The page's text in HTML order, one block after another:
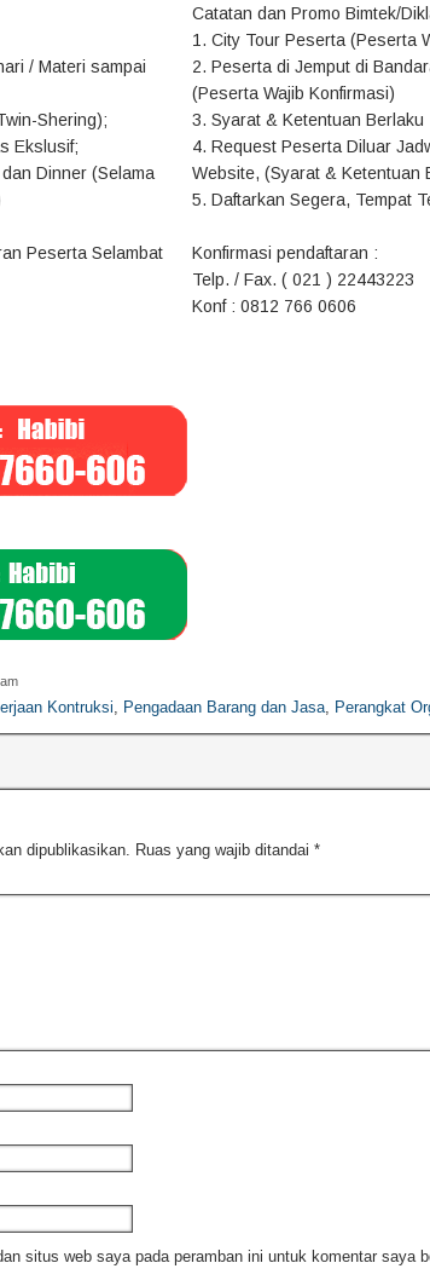
/ Materi sampai
Shering);
Ekslusif;
Dinner (Selama
Peserta Selambat
Catatan dan Promo Bimtek/
1. City Tour Peserta (Peserta
2. Peserta di Jemput di
(Peserta Wajib Konfirmasi)
3. Syarat & Ketentuan Berlaku
4. Request Peserta Diluar
Website, (Syarat & Ketentuan
5. Daftarkan Segera, Tempat
Konfirmasi pendaftaran :
Telp. / Fax. ( 021 ) 22443223
Konf : 0812 766 0606
Kontruksi, Pengadaan Barang dan Jasa, Perangkat
dipublikasikan. Ruas yang wajib ditandai *
situs web saya pada peramban ini untuk komentar saya